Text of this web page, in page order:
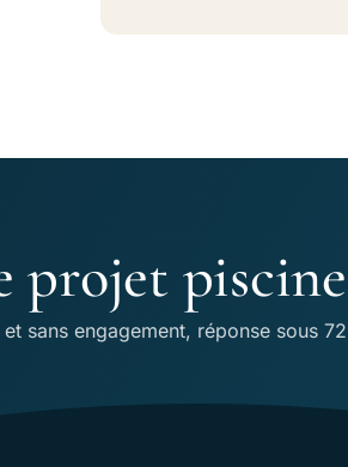
projet
sans engagement, réponse sous